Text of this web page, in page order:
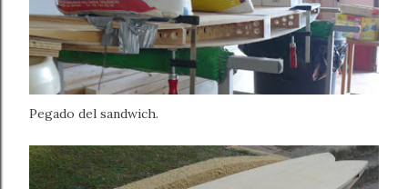
Pegado del sandwich.